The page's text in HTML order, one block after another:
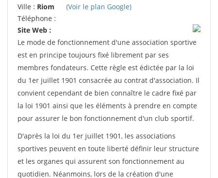
Ville : Riom
(Voir le plan Google)
Téléphone :
Site Web :
Le mode de fonctionnement d'une association sportive
est en principe toujours fixé librement par ses
membres fondateurs. Cette règle est édictée par la loi
du 1er juillet 1901 consacrée au contrat d'association. Il
convient cependant de bien connaître le cadre fixé par
la loi 1901 ainsi que les éléments à prendre en compte
pour assurer le bon fonctionnement d'un club sportif.
D'après la loi du 1er juillet 1901, les associations
sportives peuvent en toute liberté définir leur structure
et les organes qui assurent son fonctionnement au
quotidien. Néanmoins, lors de la création d'une